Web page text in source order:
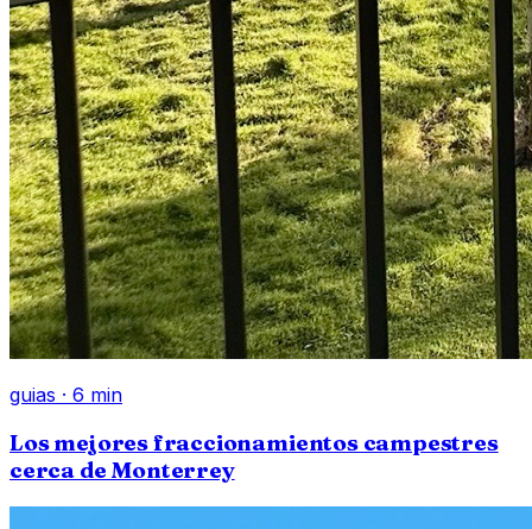
guias · 6 min
Los mejores fraccionamientos campestres
cerca de Monterrey